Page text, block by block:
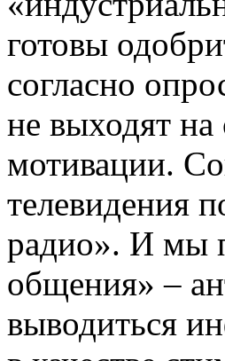
готовы
согласно
не выходят
мотивации.
телевидения
радио». И мы
общения» –
выводиться